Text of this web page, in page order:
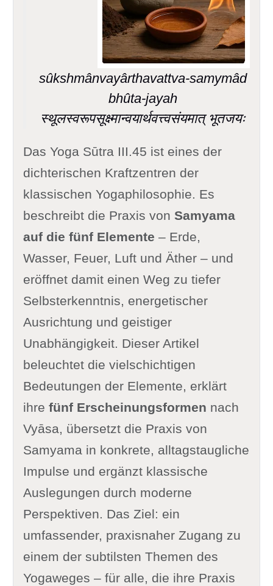
sûkshmânvayârthavattva-samymâd
bhûta-jayah
स्थूलस्वरूपसूक्ष्मान्वयार्थवत्त्वसंयमात् भूतजयः
Das Yoga Sūtra III.45 ist eines der
dichterischen Kraftzentren der
klassischen Yogaphilosophie. Es
beschreibt die Praxis von Samyama
auf die fünf Elemente – Erde,
Wasser, Feuer, Luft und Äther – und
eröffnet damit einen Weg zu tiefer
Selbsterkenntnis, energetischer
Ausrichtung und geistiger
Unabhängigkeit. Dieser Artikel
beleuchtet die vielschichtigen
Bedeutungen der Elemente, erklärt
ihre fünf Erscheinungsformen nach
Vyāsa, übersetzt die Praxis von
Samyama in konkrete, alltagstaugliche
Impulse und ergänzt klassische
Auslegungen durch moderne
Perspektiven. Das Ziel: ein
umfassender, praxisnaher Zugang zu
einem der subtilsten Themen des
Yogaweges – für alle, die ihre Praxis